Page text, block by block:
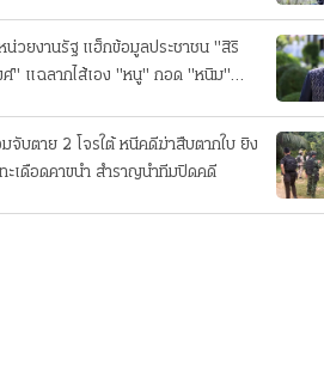
น่วยงานรัฐ แฮ็กข้อมูลประชาชน "สิริ
" แฉลากไส้เอง "หนู" กอด "หนิม"
จับตาย 2 โจรใต้ หนีคดีฆ่าสืบตากใบ ยิง
ะเดือดคาขนำ สำราญนำทีมปิดคดี